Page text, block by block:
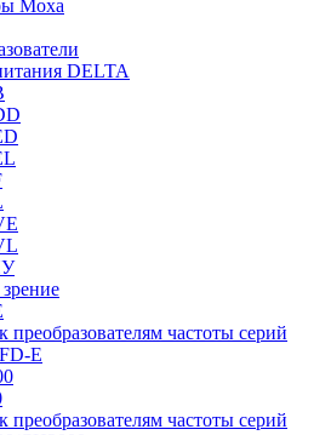
Moxa
DELTA
преобразователям частоты серий
E
преобразователям частоты серий